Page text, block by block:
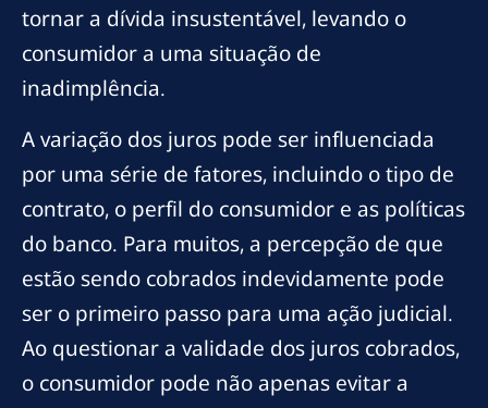
tornar a dívida insustentável, levando o
consumidor a uma situação de
inadimplência.
A variação dos juros pode ser influenciada
por uma série de fatores, incluindo o tipo de
contrato, o perfil do consumidor e as políticas
do banco. Para muitos, a percepção de que
estão sendo cobrados indevidamente pode
ser o primeiro passo para uma ação judicial.
Ao questionar a validade dos juros cobrados,
o consumidor pode não apenas evitar a